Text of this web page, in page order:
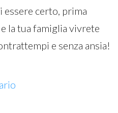
essere certo, prima
la tua famiglia vivrete
e senza ansia!